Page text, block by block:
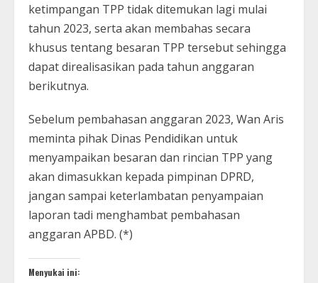
ketimpangan TPP tidak ditemukan lagi mulai
tahun 2023, serta akan membahas secara
khusus tentang besaran TPP tersebut sehingga
dapat direalisasikan pada tahun anggaran
berikutnya.
Sebelum pembahasan anggaran 2023, Wan Aris
meminta pihak Dinas Pendidikan untuk
menyampaikan besaran dan rincian TPP yang
akan dimasukkan kepada pimpinan DPRD,
jangan sampai keterlambatan penyampaian
laporan tadi menghambat pembahasan
anggaran APBD. (*)
Menyukai ini: